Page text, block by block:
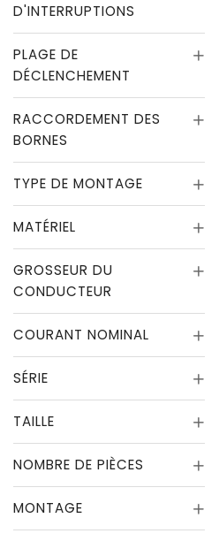
D'INTERRUPTIONS
PLAGE DE
DÉCLENCHEMENT
RACCORDEMENT DES
BORNES
TYPE DE MONTAGE
MATÉRIEL
GROSSEUR DU
CONDUCTEUR
COURANT NOMINAL
SÉRIE
TAILLE
NOMBRE DE PIÈCES
MONTAGE